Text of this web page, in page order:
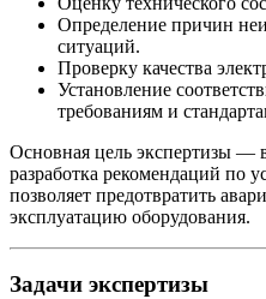
Определение причин
ситуаций.
Проверку качества
Установление
требованиям и
Основная цель экспертизы —
разработка рекомендаций по
позволяет предотвратить
эксплуатацию оборудования.
Задачи экспертизы